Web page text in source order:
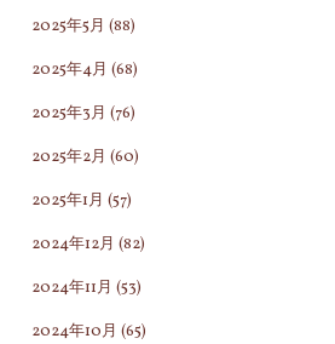
2025年5月 (88)
2025年4月 (68)
2025年3月 (76)
2025年2月 (60)
2025年1月 (57)
2024年12月 (82)
2024年11月 (53)
2024年10月 (65)